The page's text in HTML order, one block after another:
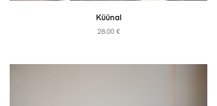
ADD TO CART
Küünal
28.00 €